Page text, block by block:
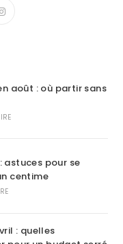
août : où partir sans
astuces pour se
centime
: quelles